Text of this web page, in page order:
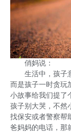
俏妈说：
生活中，孩子意
而是孩子一时贪玩
小故事给我们提了
孩子别大哭，不然
找保安或者警察帮
爸妈妈的电话，那